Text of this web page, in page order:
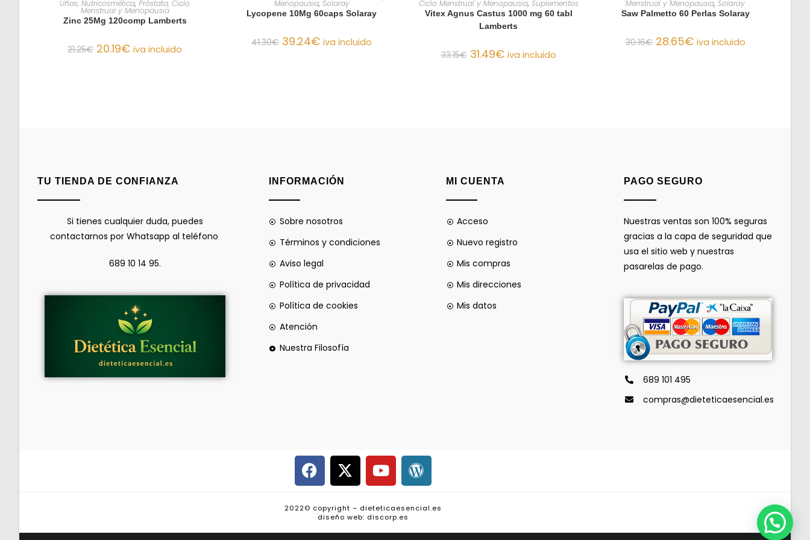
Uñas, Nutricosmética, Próstata, Ciclo
Menstrual y Menopausia
Zinc 25Mg 120comp Lamberts
21.25€ 20.19€ iva incluido
Menopausia, Solaray
Lycopene 10Mg 60caps Solaray
41.30€ 39.24€ iva incluido
Ciclo Menstrual y Menopausia, Suplementos
Vitex Agnus Castus 1000 mg 60 tabl
Lamberts
33.15€ 31.49€ iva incluido
Menstrual y Menopausia, Solaray
Saw Palmetto 60 Perlas Solaray
30.16€ 28.65€ iva incluido
TU TIENDA DE CONFIANZA
Si tienes cualquier duda, puedes
contactarnos por Whatsapp al teléfono
689 10 14 95.
INFORMACIÓN
Sobre nosotros
Términos y condiciones
Aviso legal
Política de privacidad
Política de cookies
Atención
Nuestra Filosofía
MI CUENTA
Acceso
Nuevo registro
Mis compras
Mis direcciones
Mis datos
PAGO SEGURO
Nuestras ventas son 100% seguras
gracias a la capa de seguridad que
usa el sitio web y nuestras
pasarelas de pago.
689 101 495
compras@dieteticaesencial.es
2022© copyright – dieteticaesencial.es
diseño web: discorp.es